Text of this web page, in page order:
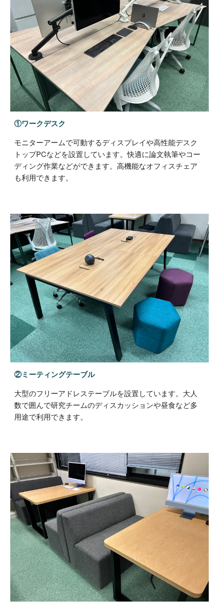
①ワークデスク
モニターアームで可動するディスプレイや高性能デスク
トップPCなどを設置しています。快適に論文執筆やコー
ディング作業などができます。高機能なオフィスチェア
も利用できます。
②ミーティングテーブル
大型のフリーアドレステーブルを設置しています。大人
数で囲んで研究チームのディスカッションや昼食など多
用途で利用できます。